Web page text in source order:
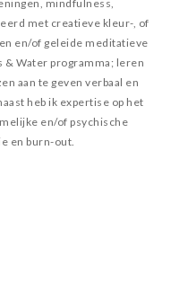
mindfulness,
met creatieve kleur-, of
en/of geleide meditatieve
& Water programma; leren
aan te geven verbaal en
heb ik expertise op het
en/of psychische
en burn-out.